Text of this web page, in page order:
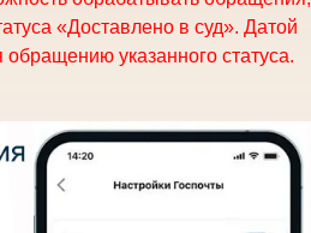
«Доставлено в суд». Датой
указанного статуса.